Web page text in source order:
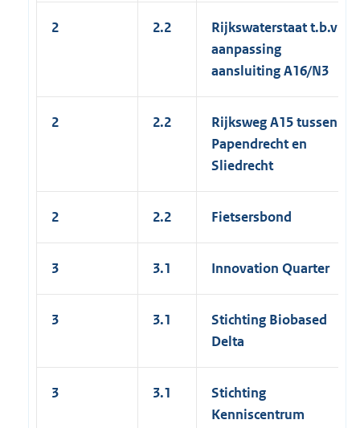
2 2.2
Rijkswaterstaat t.b.v
aanpassing
aansluiting A16/N3
2 2.2
Rijksweg A15 tussen
Papendrecht en
Sliedrecht
2 2.2 Fietsersbond
3 3.1 Innovation Quarter
3 3.1
Stichting Biobased
Delta
3 3.1
Stichting
Kenniscentrum